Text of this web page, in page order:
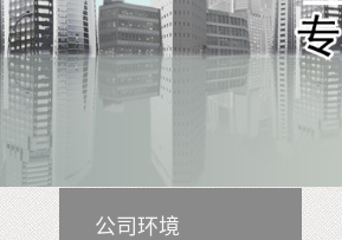
关于我们
公司环境